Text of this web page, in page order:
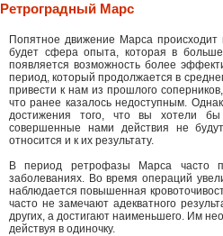
Ретроградный Марс
Попятное движение Марса
будет сфера опыта, которая в
появляется возможность более
период, который продолжается в
привести к нам из прошлого
что ранее казалось недоступным.
достижения того, что вы хотели
совершенные нами действия не
относится и к их результату.
В период ретрофазы Марса часто
заболеваниях. Во время операций
наблюдается повышенная
часто не замечают адекватного
других, а достигают наименьшего. Им
действуя в одиночку.